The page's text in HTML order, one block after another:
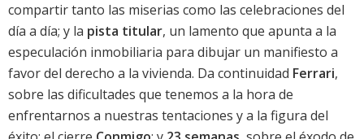
compartir tanto las miserias como las celebraciones del
día a día; y la pista titular, un lamento que apunta a la
especulación inmobiliaria para dibujar un manifiesto a
favor del derecho a la vivienda. Da continuidad Ferrari,
sobre las dificultades que tenemos a la hora de
enfrentarnos a nuestras tentaciones y a la figura del